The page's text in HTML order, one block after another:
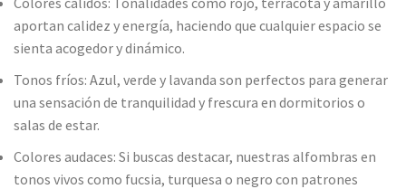
aportan calidez y energía, haciendo que cualquier espacio se
sienta acogedor y dinámico.
Tonos fríos: Azul, verde y lavanda son perfectos para generar
una sensación de tranquilidad y frescura en dormitorios o
salas de estar.
Colores audaces: Si buscas destacar, nuestras alfombras en
tonos vivos como fucsia, turquesa o negro con patrones